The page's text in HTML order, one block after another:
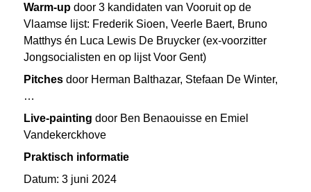
Warm-up door 3 kandidaten van Vooruit op de
Vlaamse lijst: Frederik Sioen, Veerle Baert, Bruno
Matthys én Luca Lewis De Bruycker (ex-voorzitter
Jongsocialisten en op lijst Voor Gent)
Pitches door Herman Balthazar, Stefaan De Winter,
…
Live-painting door Ben Benaouisse en Emiel
Vandekerckhove
Praktisch informatie
Datum: 3 juni 2024